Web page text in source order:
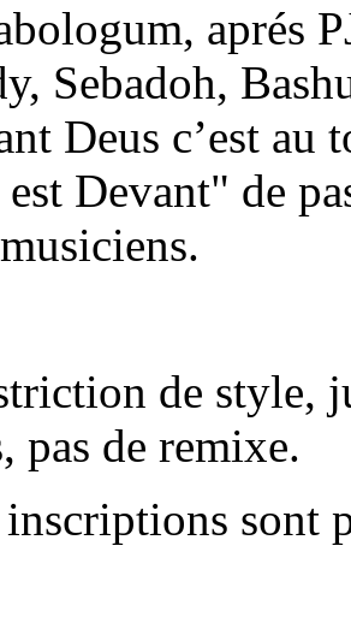
aprés
Sebadoh,
Deus c’est
Devant" de
de style,
pas de remixe.
sont